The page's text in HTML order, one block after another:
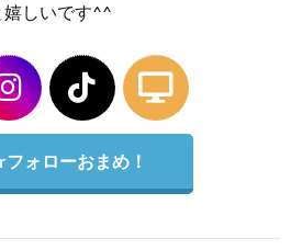
嬉しいです^^
ォローおまめ！